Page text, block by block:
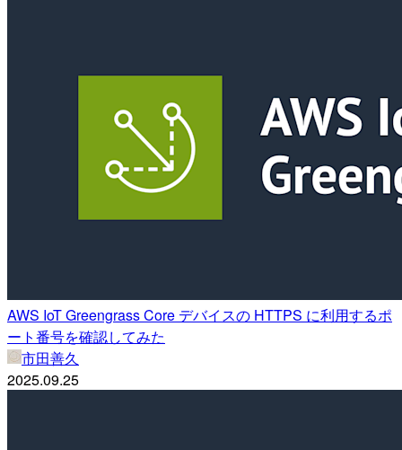
AWS IoT Greengrass Core デバイスの HTTPS に利用するポ
ート番号を確認してみた
市田善久
2025.09.25